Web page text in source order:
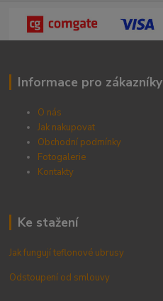
Informace pro zákazníky
O nás
Jak nakupovat
Obchodní podmínky
Fotogalerie
Kontakty
Ke stažení
Jak fungují teflonové ubrusy
Odstoupení od smlouvy